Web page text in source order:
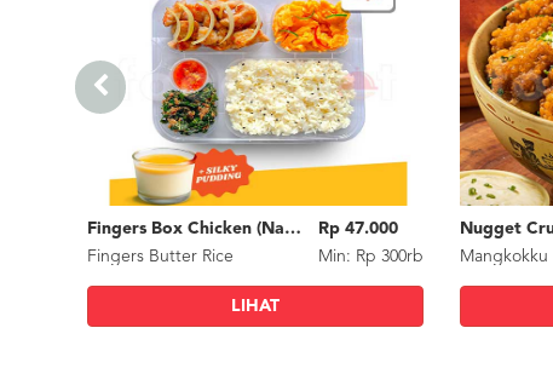
Fingers Box Chicken (Nasi Putih) Silky Pudding
Fingers Butter Rice
Rp 47.000
Min: Rp 300rb
LIHAT
Nugget
Mangkokku